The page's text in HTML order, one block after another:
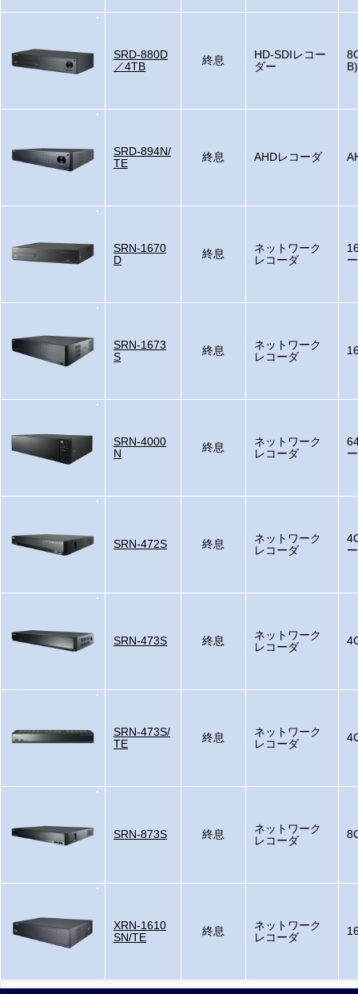
SRD-880D
／4TB
終息
HD-SDIレコー
ダー
B)
SRD-894N/
TE
終息 AHDレコーダ
SRN-1670
D
終息
ネットワーク
レコーダ
ー
SRN-1673
S
終息
ネットワーク
レコーダ
SRN-4000
N
終息
ネットワーク
レコーダ
ー
SRN-472S 終息
ネットワーク
レコーダ
ー
SRN-473S 終息
ネットワーク
レコーダ
SRN-473S/
TE
終息
ネットワーク
レコーダ
SRN-873S 終息
ネットワーク
レコーダ
XRN-1610
SN/TE
終息
ネットワーク
レコーダ